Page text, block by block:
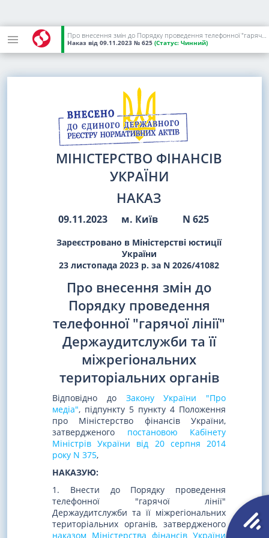
Про внесення змін до Порядку проведення телефонної "гарячої лінії" Держаудитслужби та її міжрегіональних територіальних органів
Наказ від 09.11.2023 № 625 (Статус: Чинний)
МІНІСТЕРСТВО ФІНАНСІВ
УКРАЇНИ
НАКАЗ
09.11.2023 м. Київ N 625
Зареєстровано в Міністерстві юстиції
України
23 листопада 2023 р. за N 2026/41082
Про внесення змін до
Порядку проведення
телефонної "гарячої лінії"
Держаудитслужби та її
міжрегіональних
територіальних органів
Відповідно до Закону України "Про
медіа", підпункту 5 пункту 4 Положення
про Міністерство фінансів України,
затвердженого постановою Кабінету
Міністрів України від 20 серпня 2014
року N 375,
НАКАЗУЮ:
1. Внести до Порядку проведення
телефонної "гарячої лінії"
Держаудитслужби та її міжрегіональних
територіальних органів, затвердженого
наказом Міністерства фінансів України